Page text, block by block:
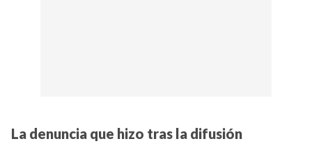
La denuncia que hizo tras la difusión